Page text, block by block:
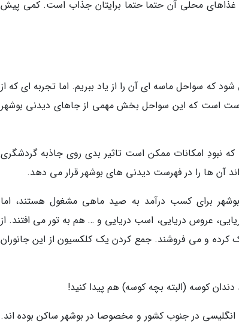
محلی آن حتما حتما برایتان جذاب است. کمی پیش
که سواحل ماسه ای آن را از یاد ببریم. اما تجربه ای که از
است که این سواحل بخش مهمی از جاهای دیدنی بوشهر
که نبودِ امکانات ممکن است تاثیر بدی روی جاذبه گردشگری
آن ها را در فهرست دیدنی های بوشهر قرار می دهد.
برای کسب درآمد به صید ماهی مشغول هستند، اما
عروس دریایی، اسب دریایی و … هم به تور می افتند. از
کرده و می فروشند. جمع کردن یک کلکسیون از این جانوران
کوسه (البته بچه کوسه) هم پیدا کنید!
در جنوب کشور و مخصوصا در بوشهر ساکن بوده اند.